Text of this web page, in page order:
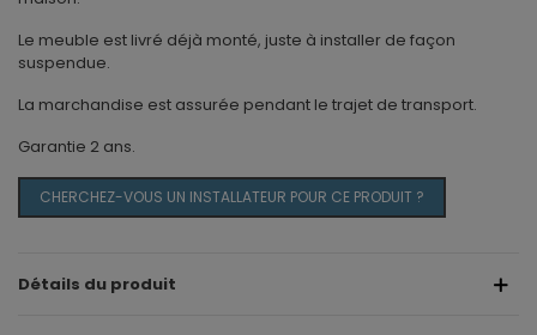
Le meuble est livré déjà monté, juste à installer de façon
suspendue.
La marchandise est assurée pendant le trajet de transport.
Garantie 2 ans.
CHERCHEZ-VOUS UN INSTALLATEUR POUR CE PRODUIT ?
Détails du produit